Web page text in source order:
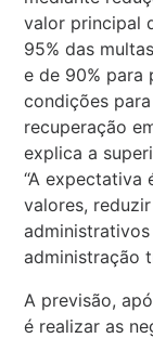
valor principal
95% das
e de 90% para
condições
recuperação
explica a
“A expectativa
valores,
administração
A previsão,
é realizar as